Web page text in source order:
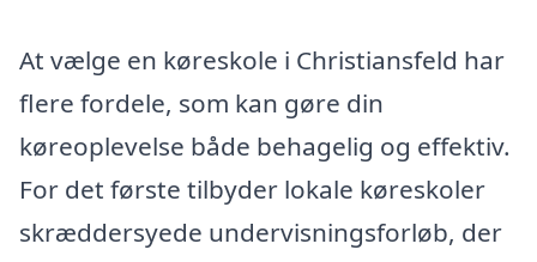
At vælge en køreskole i Christiansfeld har
flere fordele, som kan gøre din
køreoplevelse både behagelig og effektiv.
For det første tilbyder lokale køreskoler
skræddersyede undervisningsforløb, der